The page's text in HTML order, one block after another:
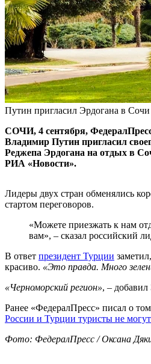
Путин пригласил Эрдогана в
СОЧИ, 4 сентября,
Владимир Путин пригласил
Реджепа Эрдогана на отдых в
РИА «Новости».
Лидеры двух стран обменялись
стартом переговоров.
«Можете приезжать к нам
вам», – сказал российский
В ответ президент Турции
красиво. «Это правда. Много
«Черноморский регион», – добавил
Ранее «ФедералПресс» писал о
России и Турции туристы не
Фото: ФедералПресс / Оксана